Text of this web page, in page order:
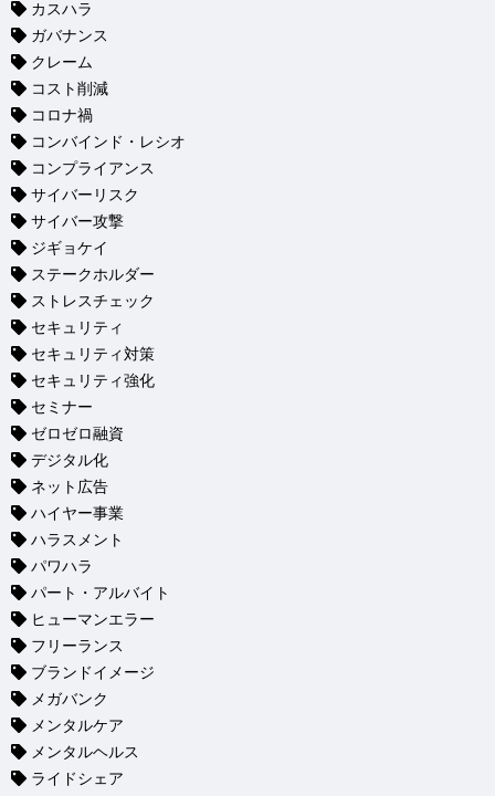
カスハラ
ガバナンス
クレーム
コスト削減
コロナ禍
コンバインド・レシオ
コンプライアンス
サイバーリスク
サイバー攻撃
ジギョケイ
ステークホルダー
ストレスチェック
セキュリティ
セキュリティ対策
セキュリティ強化
セミナー
ゼロゼロ融資
デジタル化
ネット広告
ハイヤー事業
ハラスメント
パワハラ
パート・アルバイト
ヒューマンエラー
フリーランス
ブランドイメージ
メガバンク
メンタルケア
メンタルヘルス
ライドシェア